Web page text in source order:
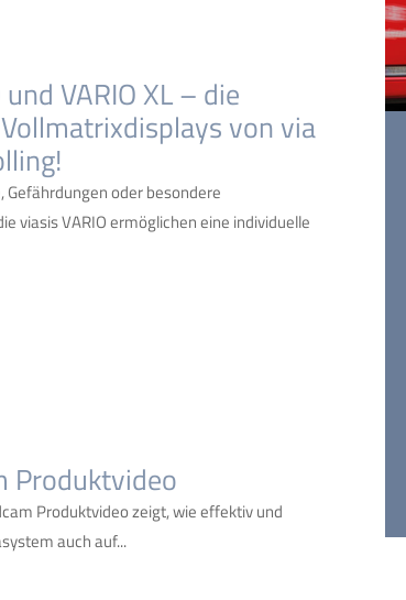
VARIO XL – die
von via
Gefährdungen oder besondere
viasis VARIO ermöglichen eine individuelle
Produktvideo
Produktvideo zeigt, wie effektiv und
auch auf...